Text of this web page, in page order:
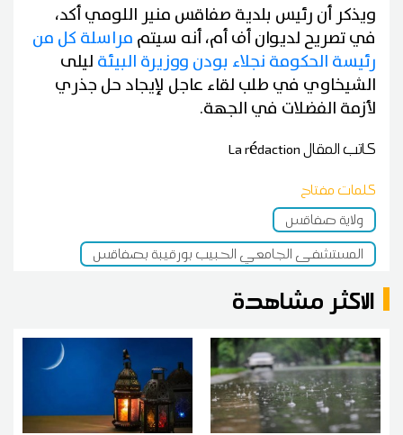
ويذكر أن رئيس بلدية صفاقس منير اللومي أكد،
في تصريح لديوان أف أم، أنه سيتم مراسلة كل من
رئيسة الحكومة نجلاء بودن ووزيرة البيئة ليلى
الشيخاوي في طلب لقاء عاجل لإيجاد حل جذري
لأزمة الفضلات في الجهة.
كاتب المقالLa rédaction
كلمات مفتاح
ولاية صفاقس
المستشفى الجامعي الحبيب بورقيبة بصفاقس
الاكثر مشاهدة